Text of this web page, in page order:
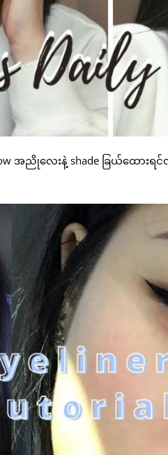
အညိုလေးနဲ့ shade ခြယ်ထ